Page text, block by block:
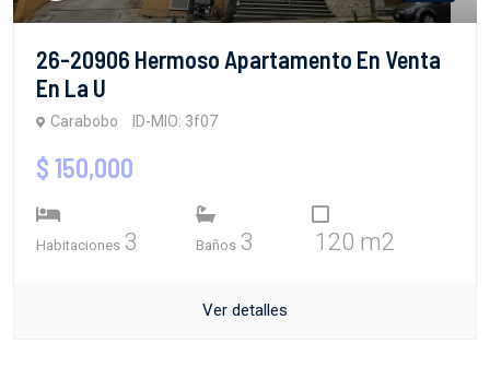
26-20906 Hermoso Apartamento En Venta
En La U
Carabobo ID-MIO: 3f07
$ 150,000
Habitaciones 3 Baños 3 120 m2
Ver detalles